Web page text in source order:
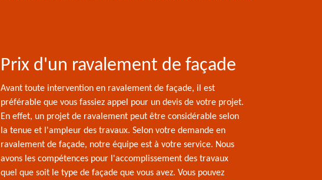
Prix d'un ravalement de façade
Avant toute intervention en ravalement de façade, il est
préférable que vous fassiez appel pour un devis de votre projet.
En effet, un projet de ravalement peut être considérable selon
la tenue et l'ampleur des travaux. Selon votre demande en
ravalement de façade, notre équipe est à votre service. Nous
avons les compétences pour l'accomplissement des travaux
quel que soit le type de façade que vous avez. Vous pouvez